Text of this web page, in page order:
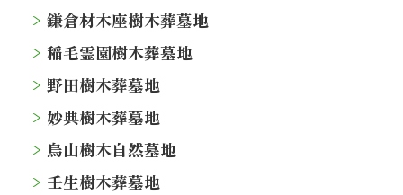
鎌倉材木座樹木葬墓地
稲毛霊園樹木葬墓地
野田樹木葬墓地
妙典樹木葬墓地
烏山樹木自然墓地
壬生樹木葬墓地